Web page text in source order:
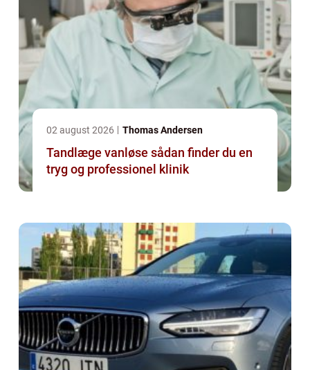
02 august 2026 Thomas Andersen
Tandlæge vanløse sådan finder du en
tryg og professionel klinik